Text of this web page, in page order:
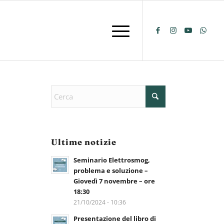
Ultime notizie
Seminario Elettrosmog,
problema e soluzione –
Giovedì 7 novembre – ore
18:30
21/10/2024 - 10:36
Presentazione del libro di